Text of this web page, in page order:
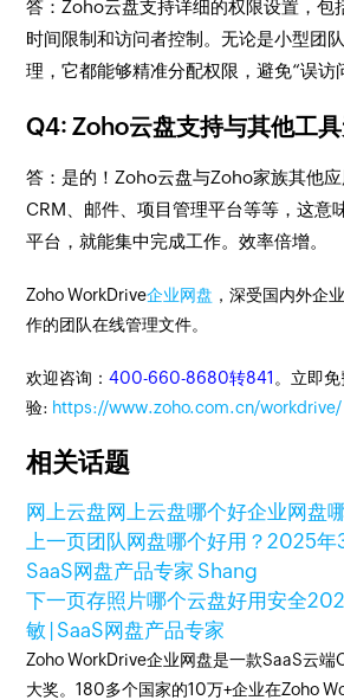
答：Zoho云盘支持详细的权限设置，包
时间限制和访问者控制。无论是小型团
理，它都能够精准分配权限，避免“误访
Q4: Zoho云盘支持与其他工
答：是的！Zoho云盘与Zoho家族其他
CRM、邮件、项目管理平台等等，这意
平台，就能集中完成工作。效率倍增。
Zoho WorkDrive企业网盘 ，深受国内外企
作的团队在线管理文件。
欢迎咨询：400-660-8680转841 。立即
验: https://www.zoho.com.cn/workdrive/
相关话题
网上云盘网上云盘哪个好企业网盘
上一页团队网盘哪个好用？2025年
SaaS网盘产品专家 Shang
下一页存照片哪个云盘好用安全
敏 | SaaS网盘产品专家
Zoho WorkDrive企业网盘是一款SaaS云
大奖。180多个国家的10万+企业在Zoho